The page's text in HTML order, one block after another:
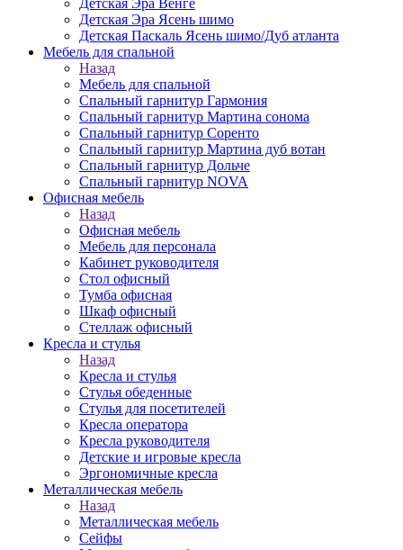
Детская Эра Венге
Детская Эра Ясень шимо
Детская Паскаль Ясень шимо/Дуб атланта
Мебель для спальной
Назад
Мебель для спальной
Спальный гарнитур Гармония
Спальный гарнитур Мартина сонома
Спальный гарнитур Соренто
Спальный гарнитур Мартина дуб вотан
Спальный гарнитур Дольче
Спальный гарнитур NOVA
Офисная мебель
Назад
Офисная мебель
Мебель для персонала
Кабинет руководителя
Стол офисный
Тумба офисная
Шкаф офисный
Стеллаж офисный
Кресла и стулья
Назад
Кресла и стулья
Стулья обеденные
Стулья для посетителей
Кресла оператора
Кресла руководителя
Детские и игровые кресла
Эргономичные кресла
Металлическая мебель
Назад
Металлическая мебель
Сейфы